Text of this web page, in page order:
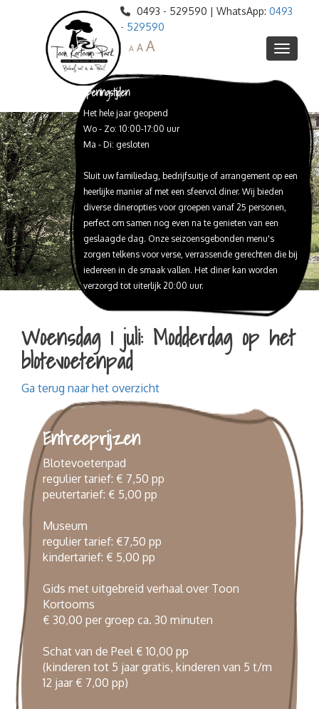
0493 - 529590 | WhatsApp:0493
- 529590
A A A
Informatie
Agenda
Ontdek het park
Blotevoetenpad
Toon Kortooms Museum
Schat van de Peel
Expeditie de Peel
Trouwlocatie
Peelbustour
Wandelen
Bedrijfs- of teamuitje
Fundamenten Turfstrooiselfabriek
Kinderfeestjes
Restaurant de Veenderij
Lunch
High Tea / Babyshower
Diner
Barbeque
Feesten en Partijen
Peelreus Proeflokaal
Webshop Peelreus bieren
Peelreusrescape
Reserveren
Openingstijden
Het hele jaar geopend
Wo - Zo: 10:00-17:00 uur
Ma - Di: gesloten
Sluit uw familiedag, bedrijfsuitje of arrangement op een
heerlijke manier af met een sfeervol diner. Wij bieden
diverse dineropties voor groepen vanaf 25 personen,
perfect om samen nog even na te genieten van een
geslaagde dag. Onze seizoensgebonden menu's
zorgen telkens voor verse, verrassende gerechten die bij
iedereen in de smaak vallen. Het diner kan worden
verzorgd tot uiterlijk 20:00 uur.
Woensdag 1 juli: Modderdag op het
blotevoetenpad
Ga terug naar het overzicht
Entreeprijzen
Blotevoetenpad
regulier tarief: € 7,50 pp
peutertarief: € 5,00 pp
Museum
regulier tarief: €7,50 pp
kindertarief: € 5,00 pp
Gids met uitgebreid verhaal over Toon
Kortooms
€ 30,00 per groep ca. 30 minuten
Schat van de Peel € 10,00 pp
(kinderen tot 5 jaar gratis, kinderen van 5 t/m
12 jaar € 7,00 pp)